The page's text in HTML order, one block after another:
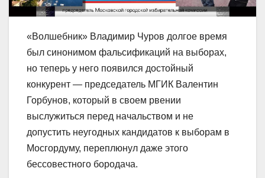
«Волшебник» Владимир Чуров долгое время
был синонимом фальсификаций на выборах,
но теперь у него появился достойный
конкурент — председатель МГИК Валентин
Горбунов, который в своем рвении
выслужиться перед начальством и не
допустить неугодных кандидатов к выборам в
Мосгордуму, переплюнул даже этого
бессовестного бородача.